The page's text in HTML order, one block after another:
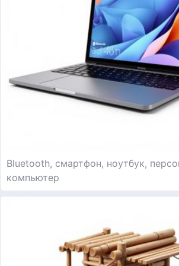
Bluetooth, смартфон, ноутбук,
компьютер